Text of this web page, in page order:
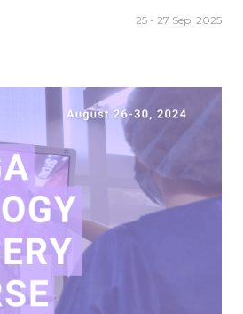
25 - 27 Sep, 2025